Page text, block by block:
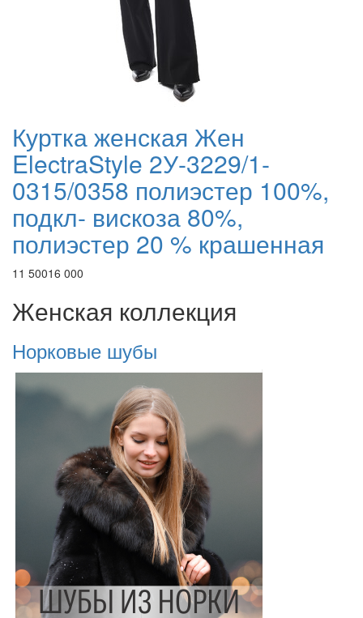
Куртка женская Жен
ElectraStyle 2У-3229/1-
0315/0358 полиэстер 100%,
подкл- вискоза 80%,
полиэстер 20 % крашенная
11 50016 000
Женская коллекция
Норковые шубы